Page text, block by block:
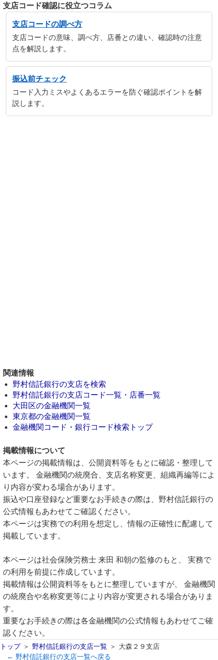
支店コード確認に役立つコラム
支店コードの調べ方
支店コードの意味、調べ方、店番との違い、確認時の注意
点を解説します。
振込前チェック
コード入力ミスやよくあるエラーを防ぐ確認ポイントを解
説します。
関連情報
野村信託銀行の支店を検索
野村信託銀行の支店コード一覧・店番一覧
大田区の金融機関一覧
東京都の金融機関一覧
金融機関コード・銀行コード検索トップ
掲載情報について
本ページの掲載情報は、公開資料等をもとに確認・整理して
います。 金融機関の統廃合、支店名称変更、組織再編等によ
り内容が変わる場合があります。
振込や口座登録など重要なお手続きの際は、野村信託銀行の
公式情報もあわせてご確認ください。
本ページは実務での利用を想定し、情報の正確性に配慮して
掲載しています。
本ページは社会保険労務士 来田 和朝の監修のもと、 実務で
の利用を前提に作成しています。
掲載情報は公開資料等をもとに整理していますが、 金融機関
の統廃合や名称変更等により内容が変更される場合がありま
す。
重要なお手続きの際は各金融機関の公式情報もあわせてご確
認ください。
トップ 野村信託銀行の支店一覧
大森２９支店
← 野村信託銀行の支店一覧へ戻る